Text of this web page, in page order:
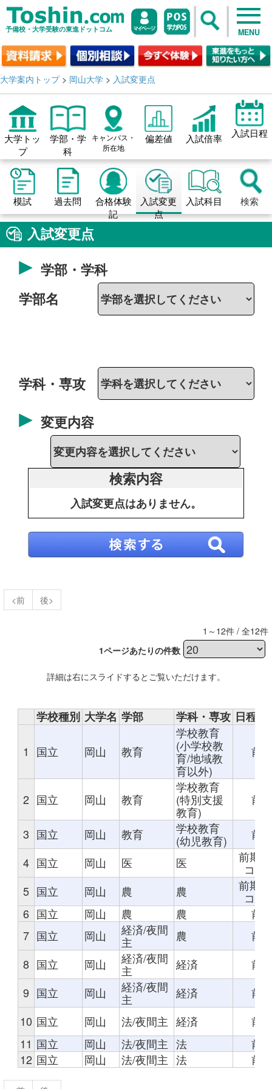
予備校・大学受験の東進ドットコム MENU
大学案内トップ> 岡山大学 > 入試変更点
大学トッ
プ
学部・学
科
キャンパス・
所在地
偏差値 入試倍率 入試日程
模試 過去問
合格体験
記
入試変更
点
入試科目 検索
入試変更点
学部・学科
学部名
学科・専攻
変更内容
検索内容
入試変更点はありません。
<前 後>
1～12件 / 全12件
1ページあたりの件数
詳細は右にスライドするとご覧いただけます。
学校種別 大学名 学部 学科・専攻 日程・
1 国立 岡山 教育
学校教育
(小学校教
育/地域教
育以外)
前
2 国立 岡山 教育
学校教育
(特別支援
教育)
前
3 国立 岡山 教育
学校教育
(幼児教育)
前
4 国立 岡山 医 医
前期(
コー
5 国立 岡山 農 農
前期(
コー
6 国立 岡山 農 農
前
7 国立 岡山
経済/夜間
主
農
前
8 国立 岡山
経済/夜間
主
経済
前
9 国立 岡山
経済/夜間
主
経済
前
10 国立 岡山 法/夜間主 経済
前
11 国立 岡山 法/夜間主 法
前
12 国立 岡山 法/夜間主 法 前